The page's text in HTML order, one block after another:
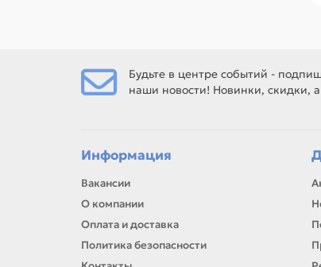
Будьте в центре событий -
наши новости! Новинки, скидки,
Информация
Вакансии
О компании
Оплата и доставка
Политика безопасности